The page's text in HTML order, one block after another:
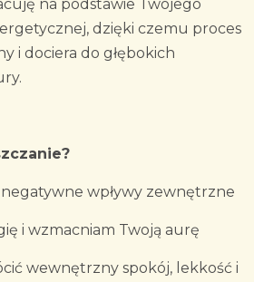
na podstawie Twojego
dzięki czemu proces
i dociera do głębokich
negatywne wpływy zewnętrzne
i wzmacniam Twoją aurę
wewnętrzny spokój, lekkość i